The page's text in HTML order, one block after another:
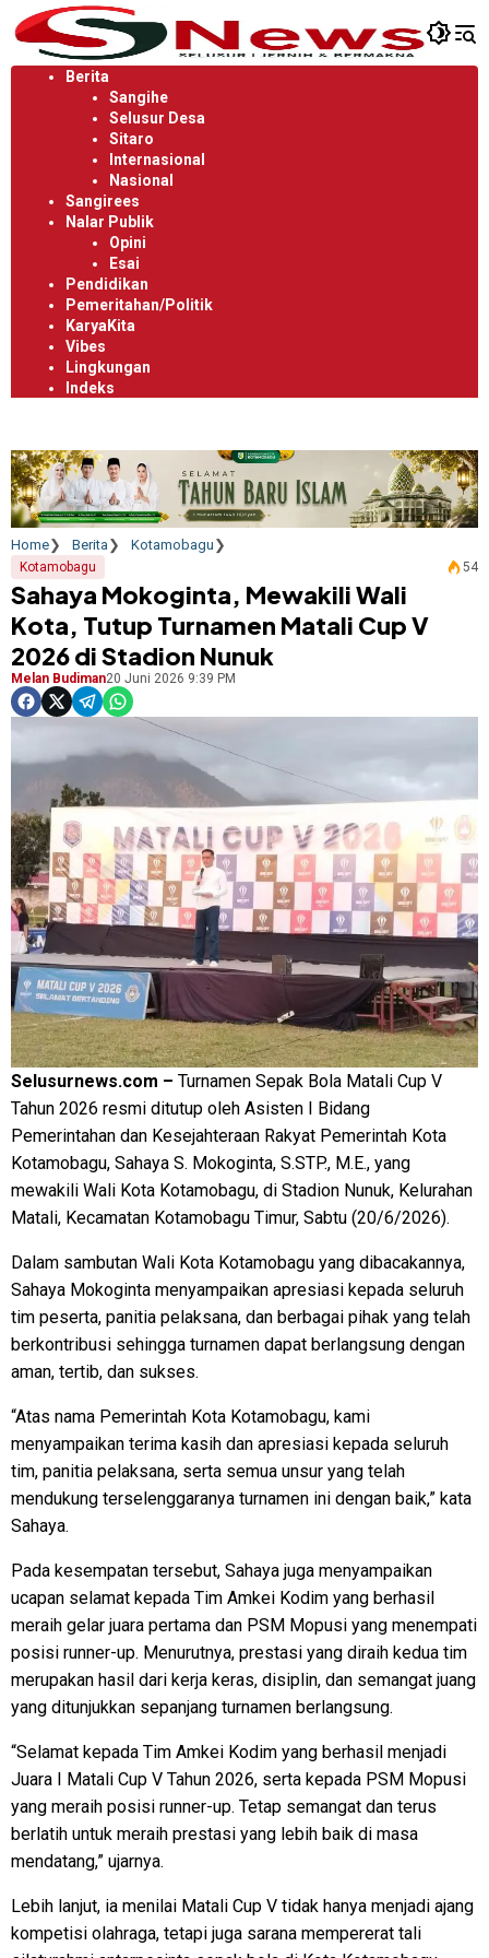
Langsung
ke
konten
Berita
Sangihe
Selusur Desa
Sitaro
Internasional
Nasional
Sangirees
Nalar Publik
Opini
Esai
Pendidikan
Pemeritahan/Politik
KaryaKita
Vibes
Lingkungan
Indeks
Home Berita Kotamobagu
Kotamobagu 54
Sahaya Mokoginta, Mewakili Wali
Kota, Tutup Turnamen Matali Cup V
2026 di Stadion Nunuk
Melan Budiman20 Juni 2026 9:39 PM
Selusurnews.com – Turnamen Sepak Bola Matali Cup V
Tahun 2026 resmi ditutup oleh Asisten I Bidang
Pemerintahan dan Kesejahteraan Rakyat Pemerintah Kota
Kotamobagu, Sahaya S. Mokoginta, S.STP., M.E., yang
mewakili Wali Kota Kotamobagu, di Stadion Nunuk, Kelurahan
Matali, Kecamatan Kotamobagu Timur, Sabtu (20/6/2026).
Dalam sambutan Wali Kota Kotamobagu yang dibacakannya,
Sahaya Mokoginta menyampaikan apresiasi kepada seluruh
tim peserta, panitia pelaksana, dan berbagai pihak yang telah
berkontribusi sehingga turnamen dapat berlangsung dengan
aman, tertib, dan sukses.
“Atas nama Pemerintah Kota Kotamobagu, kami
menyampaikan terima kasih dan apresiasi kepada seluruh
tim, panitia pelaksana, serta semua unsur yang telah
mendukung terselenggaranya turnamen ini dengan baik,” kata
Sahaya.
Pada kesempatan tersebut, Sahaya juga menyampaikan
ucapan selamat kepada Tim Amkei Kodim yang berhasil
meraih gelar juara pertama dan PSM Mopusi yang menempati
posisi runner-up. Menurutnya, prestasi yang diraih kedua tim
merupakan hasil dari kerja keras, disiplin, dan semangat juang
yang ditunjukkan sepanjang turnamen berlangsung.
“Selamat kepada Tim Amkei Kodim yang berhasil menjadi
Juara I Matali Cup V Tahun 2026, serta kepada PSM Mopusi
yang meraih posisi runner-up. Tetap semangat dan terus
berlatih untuk meraih prestasi yang lebih baik di masa
mendatang,” ujarnya.
Lebih lanjut, ia menilai Matali Cup V tidak hanya menjadi ajang
kompetisi olahraga, tetapi juga sarana mempererat tali